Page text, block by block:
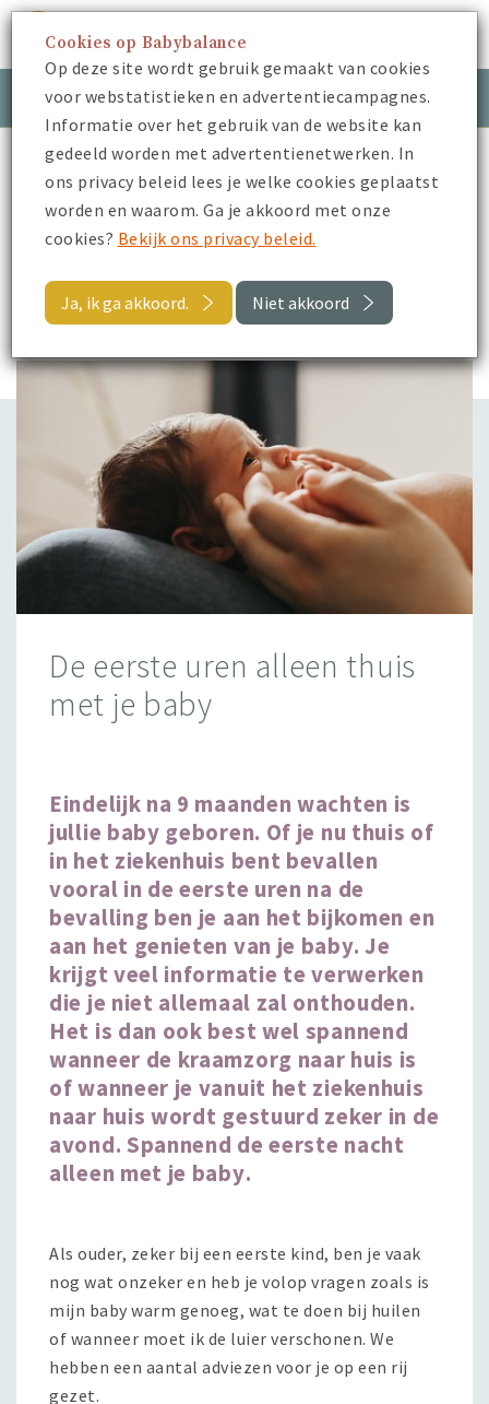
Inloggen Meld je aan
Babybalance
Blogs
De eerste uren alleen thuis met je baby
Blogs
De eerste uren alleen thuis
met je baby
Eindelijk na 9 maanden wachten is
jullie baby geboren. Of je nu thuis of
in het ziekenhuis bent bevallen
vooral in de eerste uren na de
bevalling ben je aan het bijkomen en
aan het genieten van je baby. Je
krijgt veel informatie te verwerken
die je niet allemaal zal onthouden.
Het is dan ook best wel spannend
wanneer de kraamzorg naar huis is
of wanneer je vanuit het ziekenhuis
naar huis wordt gestuurd zeker in de
avond. Spannend de eerste nacht
alleen met je baby.
Als ouder, zeker bij een eerste kind, ben je vaak
nog wat onzeker en heb je volop vragen zoals is
mijn baby warm genoeg, wat te doen bij huilen
of wanneer moet ik de luier verschonen. We
hebben een aantal adviezen voor je op een rij
gezet.
Cookies op Babybalance
Op deze site wordt gebruik gemaakt van cookies
voor webstatistieken en advertentiecampagnes.
Informatie over het gebruik van de website kan
gedeeld worden met advertentienetwerken. In
ons privacy beleid lees je welke cookies geplaatst
worden en waarom. Ga je akkoord met onze
cookies? Bekijk ons privacy beleid.
Ja, ik ga akkoord. Niet akkoord